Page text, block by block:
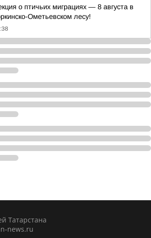
о птичьих миграциях — 8 августа в
Ометьевском лесу!
Татарстана
news.ru